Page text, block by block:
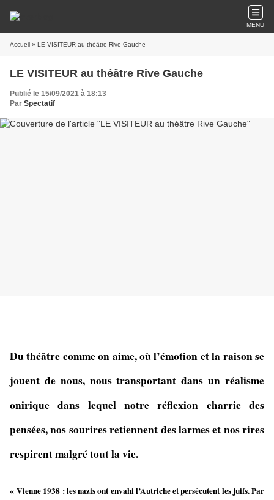
MENU
Accueil » LE VISITEUR au théâtre Rive Gauche
LE VISITEUR au théâtre Rive Gauche
Publié le 15/09/2021 à 18:13
Par Spectatif
Du théâtre comme on aime, où l’émotion et la raison se
jouent de nous, nous transportant dans un réalisme
onirique dans lequel notre réflexion charrie des
pensées, nos sourires retiennent des larmes et nos rires
respirent malgré tout la vie.
« Vienne 1938 : les nazis ont envahi l’Autriche et persécutent les juifs. Par